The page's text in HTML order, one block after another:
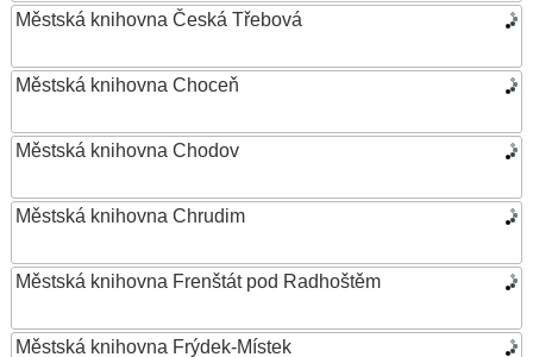
Městská knihovna Česká Třebová
Městská knihovna Choceň
Městská knihovna Chodov
Městská knihovna Chrudim
Městská knihovna Frenštát pod Radhoštěm
Městská knihovna Frýdek-Místek